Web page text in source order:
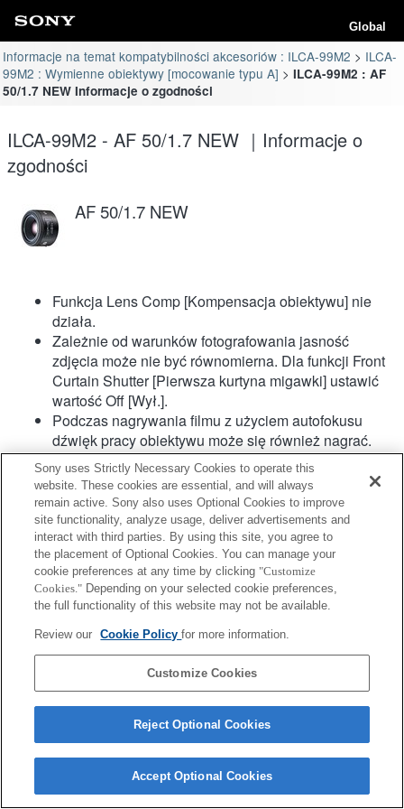
Global
Informacje na temat kompatybilności akcesoriów : ILCA-99M2
ILCA-
99M2 : Wymienne obiektywy [mocowanie typu A]
ILCA-99M2 : AF
50/1.7 NEW Informacje o zgodności
ILCA-99M2 - AF 50/1.7 NEW ｜Informacje o
zgodności
AF 50/1.7 NEW
Funkcja Lens Comp [Kompensacja obiektywu] nie
działa.
Zależnie od warunków fotografowania jasność
zdjęcia może nie być równomierna. Dla funkcji Front
Curtain Shutter [Pierwsza kurtyna migawki] ustawić
wartość Off [Wył.].
Podczas nagrywania filmu z użyciem autofokusu
dźwięk pracy obiektywu może się również nagrać.
Kompensacja drgań jest dostępna w przypadku 3
osi (tzw. kąty RPY) za pomocą funkcji SteadyShot
INSIDE.
Hybrydowy AF z detekcją fazy nie jest obsługiwany.
Sony uses Strictly Necessary Cookies to operate this
website. These cookies are essential, and will always
remain active. Sony also uses Optional Cookies to improve
site functionality, analyze usage, deliver advertisements and
interact with third parties. By using this site, you agree to
the placement of Optional Cookies. You can manage your
cookie preferences at any time by clicking "Customize
Cookies." Depending on your selected cookie preferences,
the full functionality of this website may not be available.
Review our Cookie Policyfor more information.
Customize Cookies
Reject Optional Cookies
Accept Optional Cookies